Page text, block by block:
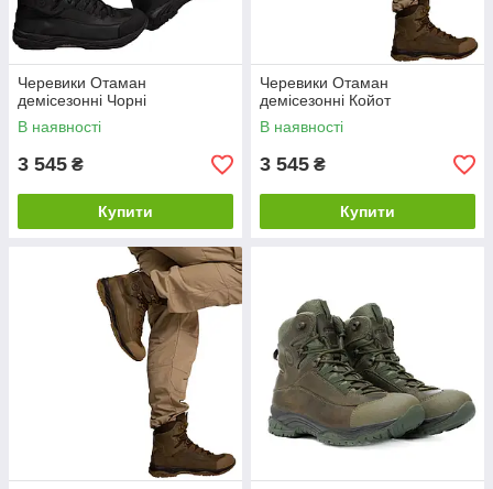
Черевики Отаман
демісезонні Чорні
В наявності
3 545 ₴
Купити
Черевики Отаман
демісезонні Койот
В наявності
3 545 ₴
Купити